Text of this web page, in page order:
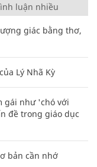
luận nhiều
giác bằng thơ,
Lý Nhã Kỳ
gái như 'chó với
đề trong giáo dục
bản cần nhớ